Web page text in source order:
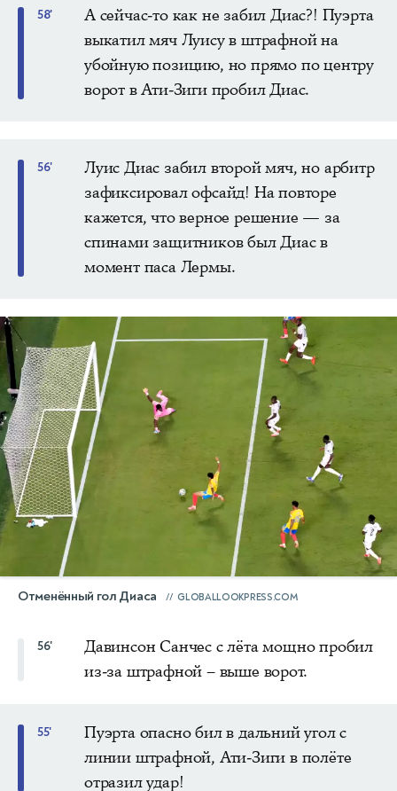
58'
А сейчас-то как не забил Диас?! Пуэрта
выкатил мяч Луису в штрафной на
убойную позицию, но прямо по центру
ворот в Ати-Зиги пробил Диас.
56'
Луис Диас забил второй мяч, но арбитр
зафиксировал офсайд! На повторе
кажется, что верное решение — за
спинами защитников был Диас в
момент паса Лермы.
Отменённый гол Диаса GLOBALLOOKPRESS.COM
56'
Давинсон Санчес с лёта мощно пробил
из-за штрафной – выше ворот.
55'
Пуэрта опасно бил в дальний угол с
линии штрафной, Ати-Зиги в полёте
отразил удар!